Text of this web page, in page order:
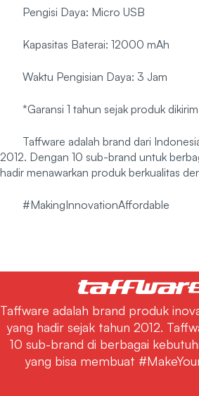
Pengisi Daya: Micro USB
Kapasitas Baterai: 12000 mAh
Waktu Pengisian Daya: 3 Jam
*Garansi 1 tahun sejak produk dikirim
Taffware adalah brand dari
2012. Dengan 10 sub-brand untuk
hadir menawarkan produk berkualitas
#MakingInnovationAffordable
Taffware adalah brand produk
yang hadir sejak tahun 2012.
10 sub-brand di berbagai
yang bisa membuat